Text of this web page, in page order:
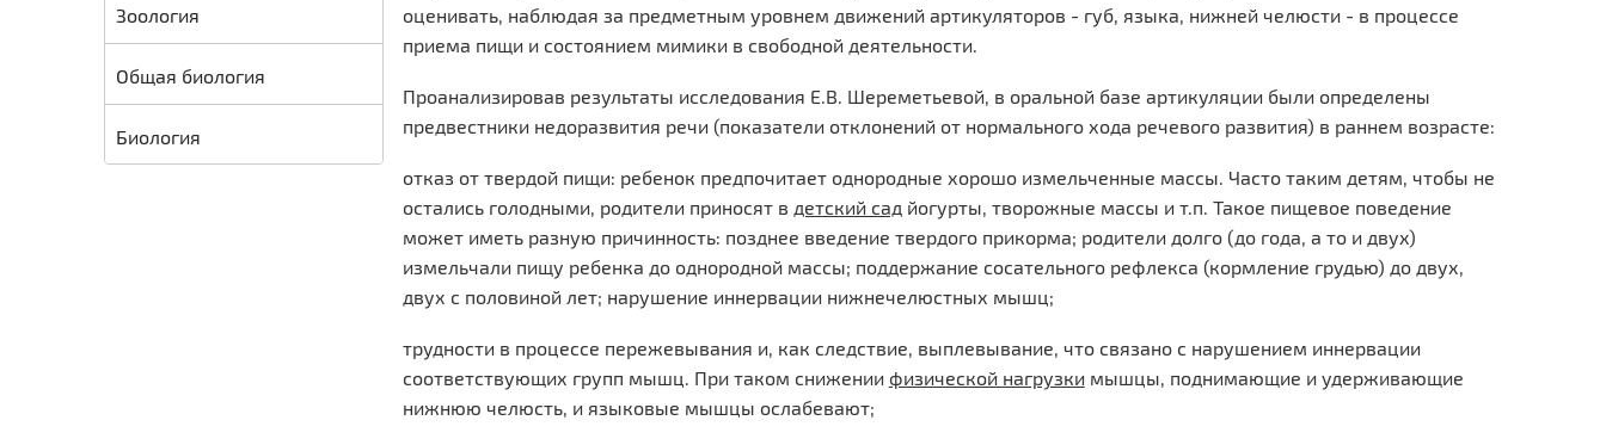
Зоология
Общая биология
Биология
оценивать, наблюдая за предметным уровнем движений артикуляторов - губ, языка, нижней челюсти - в процессе
приема пищи и состоянием мимики в свободной деятельности.
Проанализировав результаты исследования Е.В. Шереметьевой, в оральной базе артикуляции были определены
предвестники недоразвития речи (показатели отклонений от нормального хода речевого развития) в раннем возрасте:
отказ от твердой пищи: ребенок предпочитает однородные хорошо измельченные массы. Часто таким детям, чтобы не
остались голодными, родители приносят в детский садйогурты, творожные массы и т.п. Такое пищевое поведение
может иметь разную причинность: позднее введение твердого прикорма; родители долго (до года, а то и двух)
измельчали пищу ребенка до однородной массы; поддержание сосательного рефлекса (кормление грудью) до двух,
двух с половиной лет; нарушение иннервации нижнечелюстных мышц;
трудности в процессе пережевывания и, как следствие, выплевывание, что связано с нарушением иннервации
соответствующих групп мышц. При таком снижении физической нагрузки мышцы, поднимающие и удерживающие
нижнюю челюсть, и языковые мышцы ослабевают;